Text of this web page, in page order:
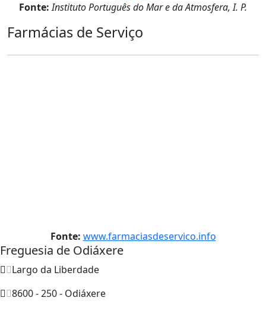
Fonte: Instituto Português do Mar e da Atmosfera, I. P.
Farmácias de Serviço
Fonte: www.farmaciasdeservico.info
Freguesia de Odiáxere
Largo da Liberdade
8600 - 250 - Odiáxere